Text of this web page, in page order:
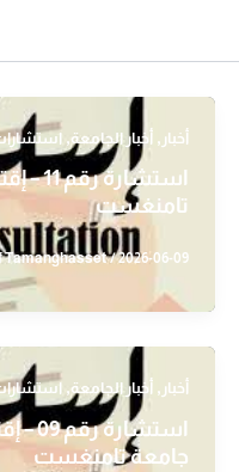
أخبار , أخبار الجامعة,
تامنغست
Tamanghasset/2026-06-09
أخبار , أخبار الجامعة,
جامعة تامنغست